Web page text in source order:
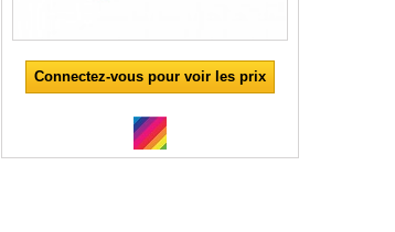
Connectez-vous pour voir les prix